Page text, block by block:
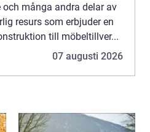
många andra delar av
resurs som erbjuder en
till möbeltillver...
07 augusti 2026